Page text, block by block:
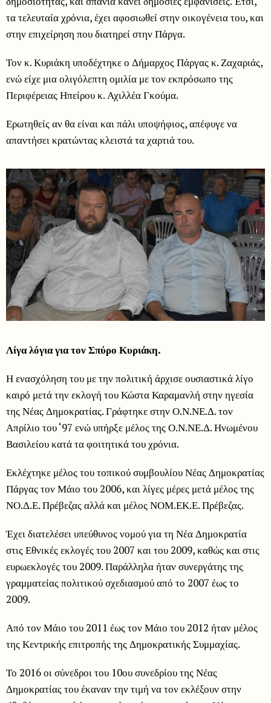
τα τελευταία χρόνια, έχει αφοσιωθεί στην οικογένεια του, και
στην επιχείρηση που διατηρεί στην Πάργα.
Τον κ. Κυριάκη υποδέχτηκε ο Δήμαρχος Πάργας κ. Ζαχαριάς,
ενώ είχε μια ολιγόλεπτη ομιλία με τον εκπρόσωπο της
Περιφέρειας Ηπείρου κ. Αχιλλέα Γκούμα.
Ερωτηθείς αν θα είναι και πάλι υποψήφιος, απέφυγε να
απαντήσει κρατώντας κλειστά τα χαρτιά του.
Λίγα λόγια για τον Σπύρο Κυριάκη.
Η ενασχόληση του με την πολιτική άρχισε ουσιαστικά λίγο
καιρό μετά την εκλογή του Κώστα Καραμανλή στην ηγεσία
της Νέας Δημοκρατίας. Γράφτηκε στην Ο.Ν.ΝΕ.Δ. τον
Απρίλιο του ‘97 ενώ υπήρξε μέλος της Ο.Ν.ΝΕ.Δ. Ηνωμένου
Βασιλείου κατά τα φοιτητικά του χρόνια.
Εκλέχτηκε μέλος του τοπικού συμβουλίου Νέας Δημοκρατίας
Πάργας τον Μάιο του 2006, και λίγες μέρες μετά μέλος της
ΝΟ.Δ.Ε. Πρέβεζας αλλά και μέλος ΝΟΜ.ΕΚ.Ε. Πρέβεζας.
Έχει διατελέσει υπεύθυνος νομού για τη Νέα Δημοκρατία
στις Εθνικές εκλογές του 2007 και του 2009, καθώς και στις
ευρωεκλογές του 2009. Παράλληλα ήταν συνεργάτης της
γραμματείας πολιτικού σχεδιασμού από το 2007 έως το
2009.
Από τον Μάιο του 2011 έως τον Μάιο του 2012 ήταν μέλος
της Κεντρικής επιτροπής της Δημοκρατικής Συμμαχίας.
Το 2016 οι σύνεδροι του 10ου συνεδρίου της Νέας
Δημοκρατίας του έκαναν την τιμή να τον εκλέξουν στην